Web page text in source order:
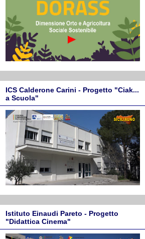
ICS Calderone Carini - Progetto "Ciak...
a Scuola"
Istituto Einaudi Pareto - Progetto
"Didattica Cinema"